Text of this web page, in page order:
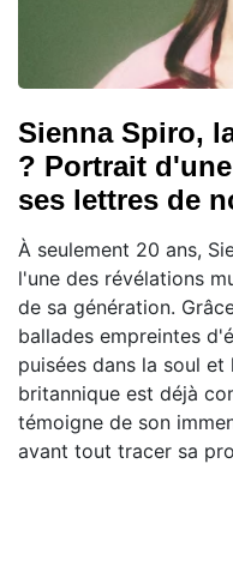
Sienna Spiro,
? Portrait
ses lettres de
À seulement 20 ans,
l'une des révélations
de sa génération.
ballades empreintes
puisées dans la soul
britannique est déjà
témoigne de son
avant tout tracer sa